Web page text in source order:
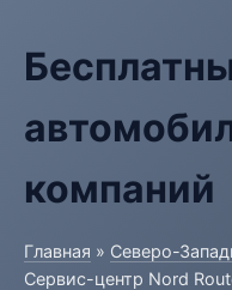
компаний
Главная » Северо-
Сервис-центр Nord